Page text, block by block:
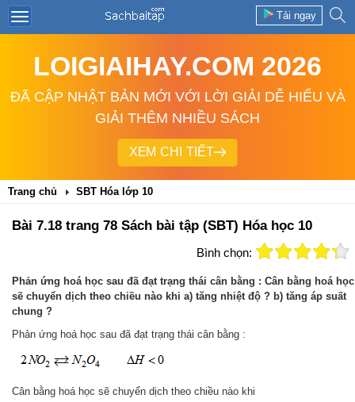
Tải ngay
LOIGIAIHAY.COM 2026
ĐÃ CẬP NHẬT BẢN MỚI VỚI LỜI GIẢI DỄ HIỂU VÀ
GIẢI THÊM NHIỀU SÁCH
XEM CHI TIẾT
Trang chủ SBT Hóa lớp 10
Bài 7.18 trang 78 Sách bài tập (SBT) Hóa học 10
Bình chọn:
Phản ứng hoá học sau đã đạt trạng thái cân bằng : Cân bằng hoá học
sẽ chuyển dịch theo chiều nào khi a) tăng nhiệt độ ? b) tăng áp suất
chung ?
Phản ứng hoá học sau đã đạt trạng thái cân bằng :
Cân bằng hoá học sẽ chuyển dịch theo chiều nào khi